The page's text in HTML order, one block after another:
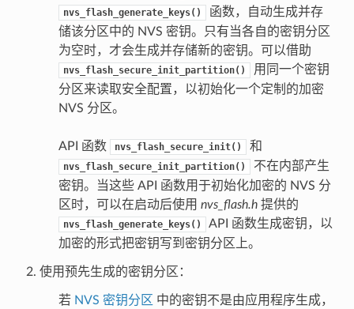
nvs_flash_generate_keys()
函数，自动生成并存
储该分区中的 NVS 密钥。只有当各自的密钥分区
为空时，才会生成并存储新的密钥。可以借助
nvs_flash_secure_init_partition()
用同一个密钥
分区来读取安全配置，以初始化一个定制的加密
NVS 分区。
API 函数 nvs_flash_secure_init() 和
nvs_flash_secure_init_partition()
不在内部产生
密钥。当这些 API 函数用于初始化加密的 NVS 分
区时，可以在启动后使用 nvs_flash.h提供的
nvs_flash_generate_keys()
API 函数生成密钥，以
加密的形式把密钥写到密钥分区上。
使用预先生成的密钥分区：
若 NVS 密钥分区 中的密钥不是由应用程序生成，